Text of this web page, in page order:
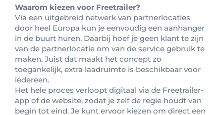
Waarom kiezen voor Freetrailer?
Via een uitgebreid netwerk van partnerlocaties
door heel Europa kun je eenvoudig een aanhanger
in de buurt huren. Daarbij hoef je geen klant te zijn
van de partnerlocatie om van de service gebruik te
maken. Juist dat maakt het concept zo
toegankelijk, extra laadruimte is beschikbaar voor
iedereen.
Het hele proces verloopt digitaal via de Freetrailer-
app of de website, zodat je zelf de regie houdt van
begin tot eind. Je kunt ervoor kiezen om direct een